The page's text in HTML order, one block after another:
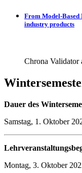
From Model-Based
industry products
Chrona Validator
Dauer des
Samstag, 1. Oktober
Montag, 3. Oktober